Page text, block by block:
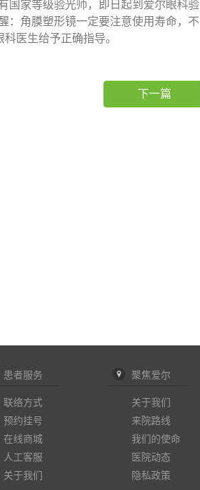
国家等级验光师，即日起到爱尔眼科验
：角膜塑形镜一定要注意使用寿命，不
医生给予正确指导。
下一篇
患者服务
联络方式
预约挂号
在线商城
人工客服
关于我们
聚焦爱尔
关于我们
来院路线
我们的使命
医院动态
隐私政策